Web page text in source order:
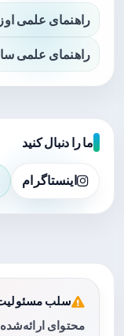
راهنمای علمی
راهنمای علمی
ما را دنبال کنید
اینستاگرام
سلب
محتوای